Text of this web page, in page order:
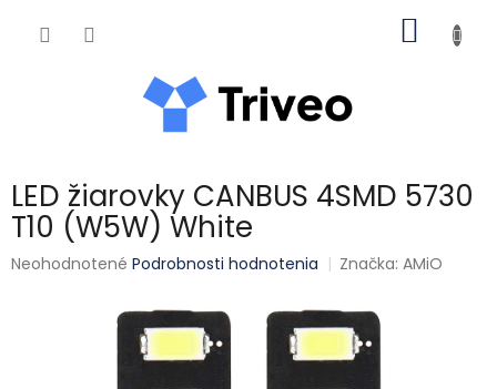
LED žiarovky CANBUS 4SMD 5730
T10 (W5W) White
Priemerné hodnotenie produktu je 0,0 z 5 hviezdičiek.
Neohodnotené Podrobnosti hodnotenia Značka:AMiO